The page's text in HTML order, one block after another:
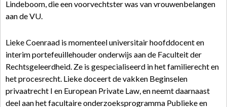
Lindeboom, die een voorvechtster was van vrouwenbelangen
aan de VU.
Lieke Coenraad is momenteel universitair hoofddocent en
interim portefeuillehouder onderwijs aan de Faculteit der
Rechtsgeleerdheid. Ze is gespecialiseerd in het familierecht en
het procesrecht. Lieke doceert de vakken Beginselen
privaatrecht I en European Private Law, en neemt daarnaast
deel aan het facultaire onderzoeksprogramma Publieke en